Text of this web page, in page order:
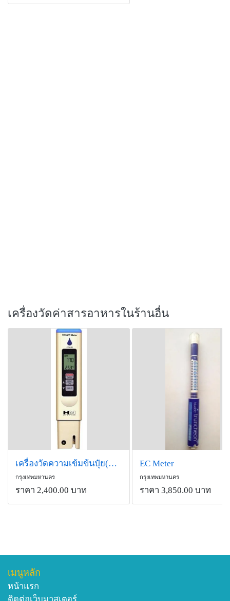
เครื่องวัดค่าสารอาหารในร้านอื่น
เครื่องวัดความเข้มข้นปุ๋ย(COM-80 HM)
กรุงเทพมหานคร
ราคา 2,400.00 บาท
EC Meter
กรุงเทพมหานคร
ราคา 3,850.00 บาท
เมนูหลัก
หน้าแรก
ติดต่อเว็บมาสเตอร์